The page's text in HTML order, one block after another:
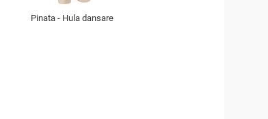
Pinata - Hula dansare